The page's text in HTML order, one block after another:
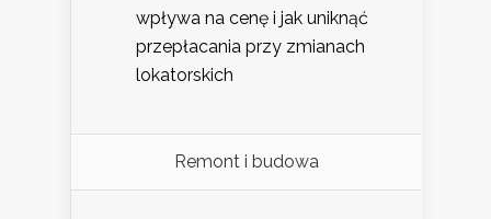
wpływa na cenę i jak uniknąć
przepłacania przy zmianach
lokatorskich
Remont i budowa